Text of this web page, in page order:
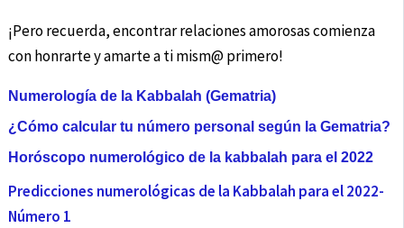
¡Pero recuerda, encontrar relaciones amorosas comienza
con honrarte y amarte a ti mism@ primero!
Numerología de la Kabbalah (Gematria)
¿Cómo calcular tu número personal según la Gematria?
Horóscopo numerológico de la kabbalah para el 2022
Predicciones numerológicas de la Kabbalah para el 2022-
Número 1